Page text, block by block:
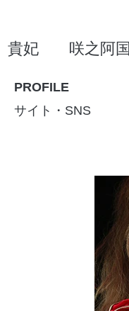
貴妃 咲之阿国
PROFILE
サイト・SNS